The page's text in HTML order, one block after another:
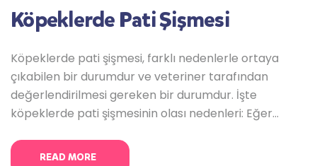
Köpeklerde Pati Şişmesi
Köpeklerde pati şişmesi, farklı nedenlerle ortaya
çıkabilen bir durumdur ve veteriner tarafından
değerlendirilmesi gereken bir durumdur. İşte
köpeklerde pati şişmesinin olası nedenleri: Eğer
veteriner hekime danışmanız en iyi seçenektir.
READ MORE